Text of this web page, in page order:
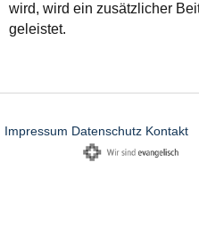
wird, wird ein zusätzlicher
geleistet.
Impressum Datenschutz Kontakt